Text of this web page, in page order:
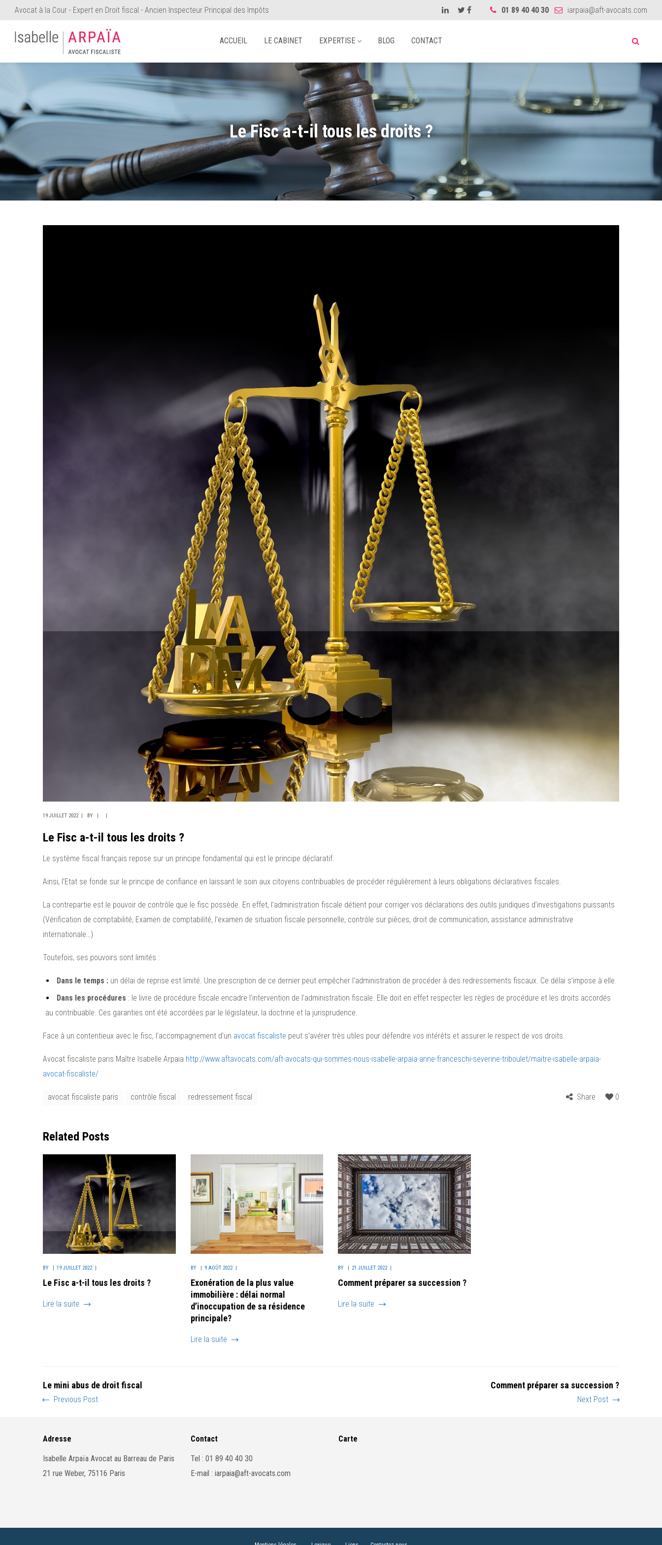
Avocat à la Cour - Expert en Droit fiscal - Ancien Inspecteur Principal des Impôts 01 89 40 40 30 iarpaia@aft-avocats.com
ACCUEIL LE CABINET EXPERTISE BLOG CONTACT
Le Fisc a-t-il tous les droits ?
19 JUILLET 2022 BY
Le Fisc a-t-il tous les droits ?
Le système fiscal français repose sur un principe fondamental qui est le principe déclaratif.
Ainsi, l’Etat se fonde sur le principe de confiance en laissant le soin aux citoyens contribuables de procéder régulièrement à leurs obligations déclaratives fiscales.
La contrepartie est le pouvoir de contrôle que le fisc possède. En effet, l’administration fiscale détient pour corriger vos déclarations des outils juridiques d’investigations puissants
(Vérification de comptabilité, Examen de comptabilité, l’examen de situation fiscale personnelle, contrôle sur pièces, droit de communication, assistance administrative
internationale…)
Toutefois, ses pouvoirs sont limités :
Dans le temps : un délai de reprise est limité. Une prescription de ce dernier peut empêcher l’administration de procéder à des redressements fiscaux. Ce délai s’impose à elle.
Dans les procédures : le livre de procédure fiscale encadre l’intervention de l’administration fiscale. Elle doit en effet respecter les règles de procédure et les droits accordés
au contribuable. Ces garanties ont été accordées par le législateur, la doctrine et la jurisprudence.
Face à un contentieux avec le fisc, l’accompagnement d’un avocat fiscaliste peut s’avérer très utiles pour défendre vos intérêts et assurer le respect de vos droits.
Avocat fiscaliste paris Maître Isabelle Arpaia http://www.aftavocats.com/aft-avocats-qui-sommes-nous-isabelle-arpaia-anne-franceschi-severine-triboulet/maitre-isabelle-arpaia-
avocat-fiscaliste/
avocat fiscaliste paris contrôle fiscal redressement fiscal Share 0
Related Posts
BY 19 JUILLET 2022
Le Fisc a-t-il tous les droits ?
Lire la suite
BY 9 AOÛT 2022
Exonération de la plus value
immobilière : délai normal
d’inoccupation de sa résidence
principale?
Lire la suite
BY 21 JUILLET 2022
Comment préparer sa succession ?
Lire la suite
Le mini abus de droit fiscal
Previous Post
Comment préparer sa succession ?
Next Post
Adresse
Isabelle Arpaïa Avocat au Barreau de Paris
21 rue Weber, 75116 Paris
Contact
Tel : 01 89 40 40 30
E-mail : iarpaia@aft-avocats.com
Carte